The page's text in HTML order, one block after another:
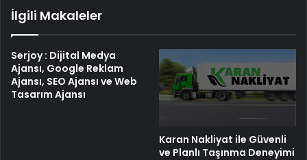
İlgili Makaleler
Serjoy : Dijital Medya
Ajansı, Google Reklam
Ajansı, SEO Ajansı ve Web
Tasarım Ajansı
Karan Nakliyat ile Güvenli
ve Planlı Taşınma Deneyimi